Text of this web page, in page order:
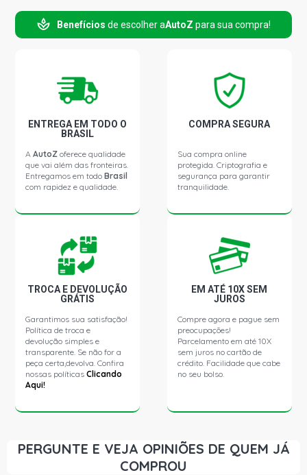
KA GL HATCH 1.0 8V ZETEC ROCAM GASOLINA (2000 -
2008)
KA IMAGE HATCH 1.0 8V ZETEC ROCAM GASOLINA
(2000 - 2003)
KA MP3 HATCH 1.0 8V ZETEC ROCAM GASOLINA (2006 -
KA TECNO HATCH 1.0 8V ZETEC ROCAM GASOLINA
(2000 - 2003)
Benefícios de escolher aAutoZ para sua compra!
ENTREGA EM TODO O
BRASIL
AAutoZ oferece qualidade
que vai além das fronteiras.
Entregamos em todoBrasil
com rapidez e qualidade.
COMPRA SEGURA
Sua compra online
protegida. Criptografia e
segurança para garantir
tranquilidade.
TROCA E DEVOLUÇÃO
GRÁTIS
Garantimos sua satisfação!
Política de troca e
devolução simples e
transparente. Se não for a
peça certa,devolva. Confira
nossas políticasClicando
Aqui!
EM ATÉ 10X SEM
JUROS
Compre agora e pague sem
preocupações!
Parcelamento em até 10X
sem juros no cartão de
crédito. Facilidade que cabe
no seu bolso.
PERGUNTE E VEJA OPINIÕES DE QUEM JÁ
COMPROU